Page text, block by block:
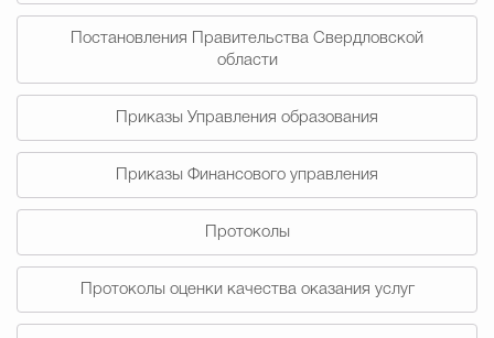
Счётная палата Городского
Постановления Правительства Свердловской
области
Приказы Управления образования
Приказы Финансового управления
Протоколы
Протоколы оценки качества оказания услуг